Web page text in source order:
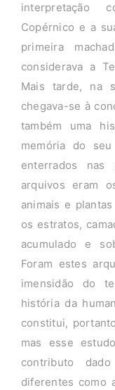
interpretação
Copérnico e a
primeira
considerava a
Mais tarde, na
chegava-se à
também uma
memória do
enterrados nas
arquivos eram
animais e
os estratos,
acumulado e
Foram estes
imensidão do
história da
constitui,
mas esse
contributo
diferentes como